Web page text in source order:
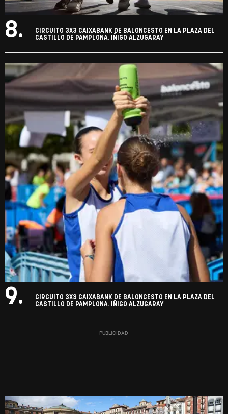
8.
CIRCUITO 3X3 CAIXABANK DE BALONCESTO EN LA PLAZA DEL
CASTILLO DE PAMPLONA. IÑIGO ALZUGARAY
9.
CIRCUITO 3X3 CAIXABANK DE BALONCESTO EN LA PLAZA DEL
CASTILLO DE PAMPLONA. IÑIGO ALZUGARAY